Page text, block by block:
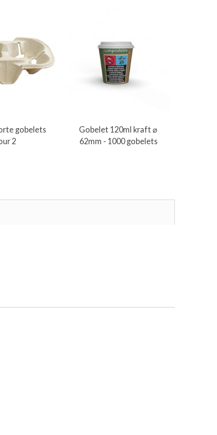
au panier
gobelets
2
Ajouter au panier
Gobelet 120ml kraft ⌀
62mm - 1000 gobelets